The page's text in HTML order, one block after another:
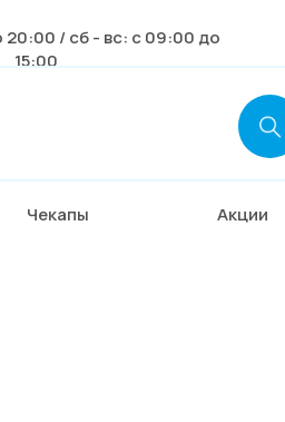
20:00 / сб - вс: с 09:00 до
15:00
Акции
Чекапы